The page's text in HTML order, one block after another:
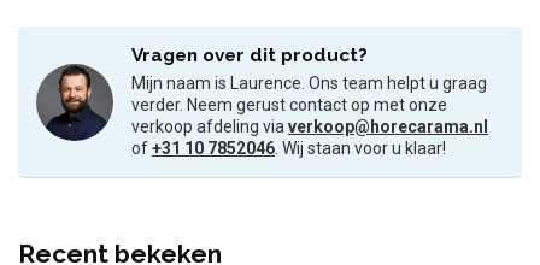
Vragen over dit product?
Mijn naam is Laurence. Ons team helpt u graag
verder. Neem gerust contact op met onze
verkoop afdeling viaverkoop@horecarama.nl
of+31 10 7852046. Wij staan voor u klaar!
Recent bekeken